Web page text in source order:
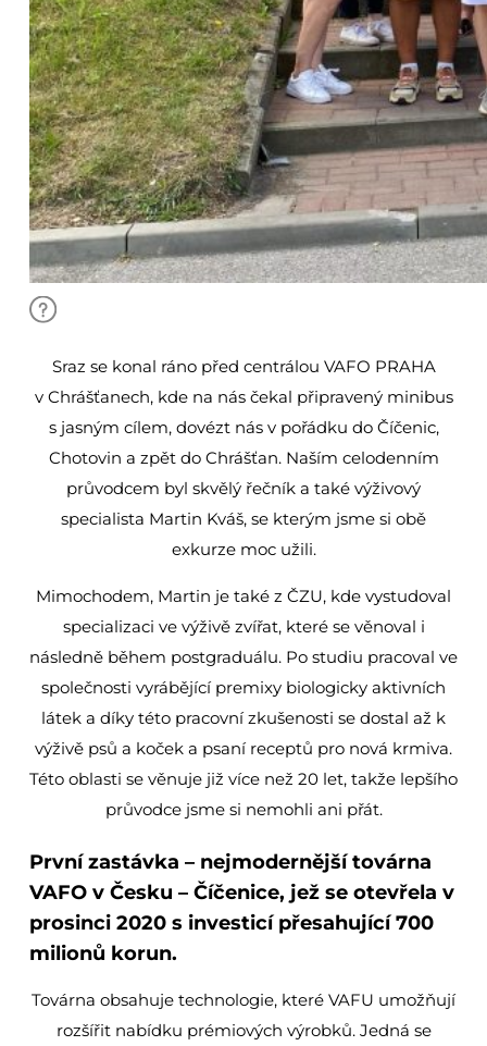
Sraz se konal ráno před centrálou VAFO PRAHA
v Chrášťanech, kde na nás čekal připravený minibus
s jasným cílem, dovézt nás v pořádku do Číčenic,
Chotovin a zpět do Chrášťan. Naším celodenním
průvodcem byl skvělý řečník a také výživový
specialista Martin Kváš, se kterým jsme si obě
exkurze moc užili.
Mimochodem, Martin je také z ČZU, kde vystudoval
specializaci ve výživě zvířat, které se věnoval i
následně během postgraduálu. Po studiu pracoval ve
společnosti vyrábějící premixy biologicky aktivních
látek a díky této pracovní zkušenosti se dostal až k
výživě psů a koček a psaní receptů pro nová krmiva.
Této oblasti se věnuje již více než 20 let, takže lepšího
průvodce jsme si nemohli ani přát.
První zastávka – nejmodernější továrna
VAFO v Česku – Číčenice, jež se otevřela v
prosinci 2020 s investicí přesahující 700
milionů korun.
Továrna obsahuje technologie, které VAFU umožňují
rozšířit nabídku prémiových výrobků. Jedná se